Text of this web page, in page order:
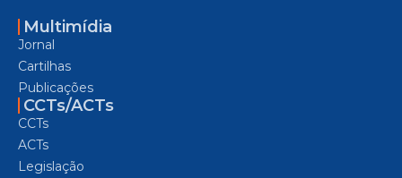
Multimídia
Jornal
Cartilhas
Publicações
CCTs/ACTs
CCTs
ACTs
Legislação